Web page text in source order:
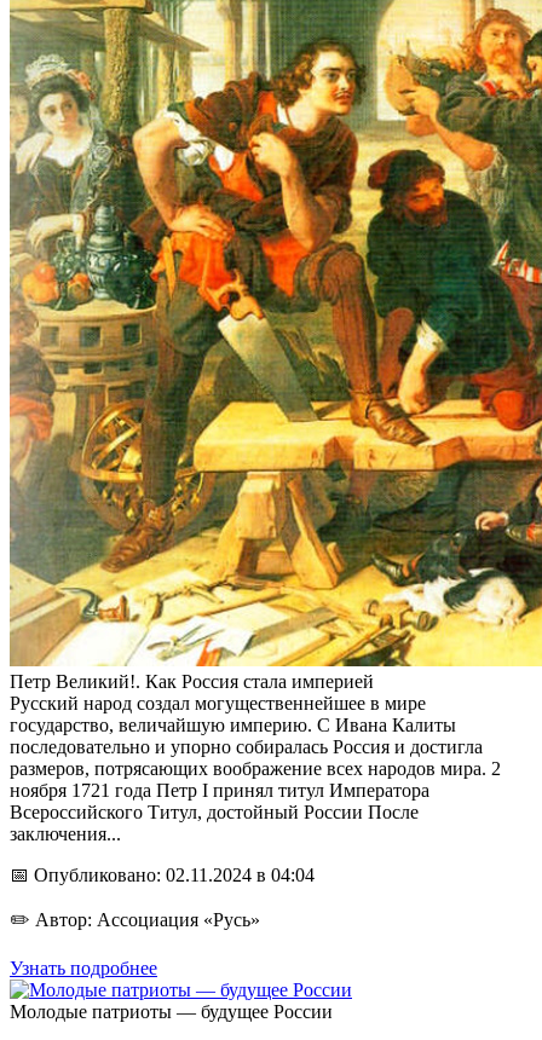
Петр Великий!. Как Россия стала империей
Русский народ создал могущественнейшее в мире
государство, величайшую империю. С Ивана Калиты
последовательно и упорно собиралась Россия и достигла
размеров, потрясающих воображение всех народов мира. 2
ноября 1721 года Петр I принял титул Императора
Всероссийского Титул, достойный России После
заключения...
📅 Опубликовано: 02.11.2024 в 04:04
✏️ Автор: Ассоциация «Русь»
Узнать подробнее
Молодые патриоты — будущее России